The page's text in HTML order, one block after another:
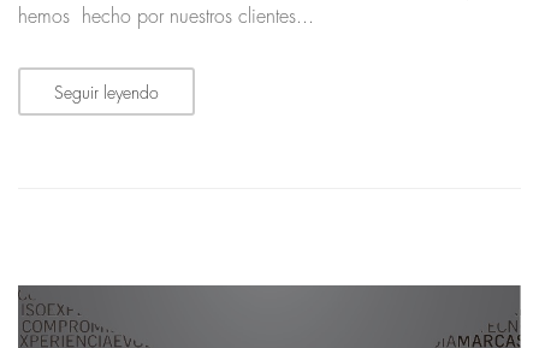
hemos hecho por nuestros clientes...
Seguir leyendo